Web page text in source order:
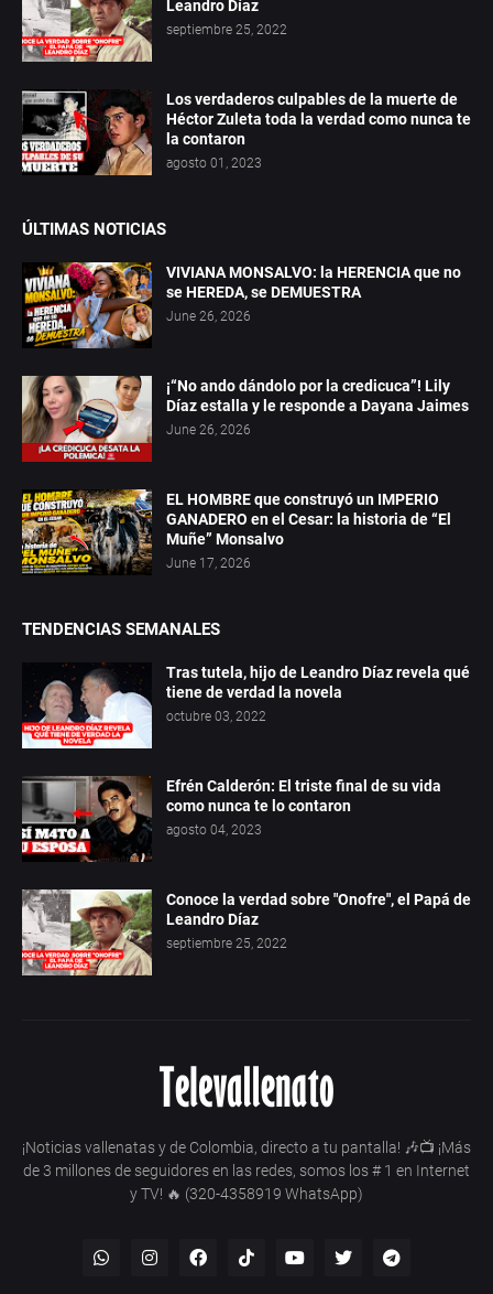
Leandro Díaz
septiembre 25, 2022
Los verdaderos culpables de la muerte de
Héctor Zuleta toda la verdad como nunca te
la contaron
agosto 01, 2023
ÚLTIMAS NOTICIAS
VIVIANA MONSALVO: la HERENCIA que no
se HEREDA, se DEMUESTRA
June 26, 2026
¡“No ando dándolo por la credicuca”! Lily
Díaz estalla y le responde a Dayana Jaimes
June 26, 2026
EL HOMBRE que construyó un IMPERIO
GANADERO en el Cesar: la historia de “El
Muñe” Monsalvo
June 17, 2026
TENDENCIAS SEMANALES
Tras tutela, hijo de Leandro Díaz revela qué
tiene de verdad la novela
octubre 03, 2022
Efrén Calderón: El triste final de su vida
como nunca te lo contaron
agosto 04, 2023
Conoce la verdad sobre "Onofre", el Papá de
Leandro Díaz
septiembre 25, 2022
¡Noticias vallenatas y de Colombia, directo a tu pantalla! 🎶📺 ¡Más
de 3 millones de seguidores en las redes, somos los # 1 en Internet
y TV! 🔥 (320-4358919 WhatsApp)